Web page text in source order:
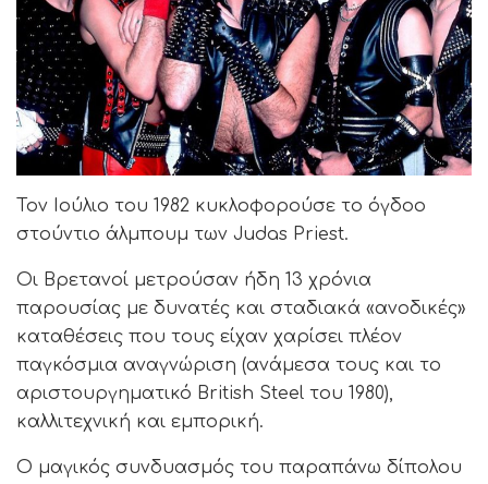
Τον Ιούλιο του 1982 κυκλοφορούσε το όγδοο
στούντιο άλμπουμ των Judas Priest.
Οι Βρετανοί μετρούσαν ήδη 13 χρόνια
παρουσίας με δυνατές και σταδιακά «ανοδικές»
καταθέσεις που τους είχαν χαρίσει πλέον
παγκόσμια αναγνώριση (ανάμεσα τους και το
αριστουργηματικό British Steel του 1980),
καλλιτεχνική και εμπορική.
Ο μαγικός συνδυασμός του παραπάνω δίπολου